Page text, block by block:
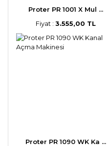
Proter PR 1001 X Mul ...
Fiyat : 3.555,00 TL
Proter PR 1090 WK Ka ...